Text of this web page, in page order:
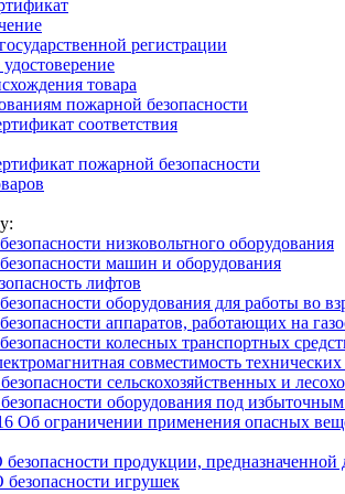
регистрации
товара
пожарной безопасности
соответствия
пожарной безопасности
низковольтного оборудования
машин и оборудования
лифтов
оборудования для работы во
аппаратов, работающих на
колесных транспортных
совместимость технических
сельскохозяйственных и
оборудования под
Об ограничении применения опасных
безопасности продукции, предназначенной
безопасности игрушек